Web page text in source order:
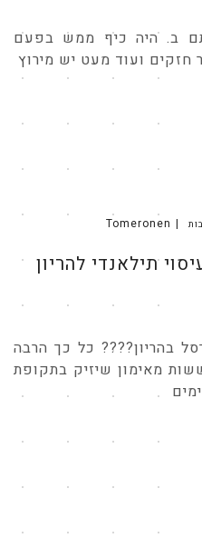
ב. היה כיף ממש בפעם
חזקים ועוד מעט יש מירוץ
YOGA
ועיסוי
Tomeronen
בהריון???? כל כך הרבה
מאימון שיזיק בתקופת